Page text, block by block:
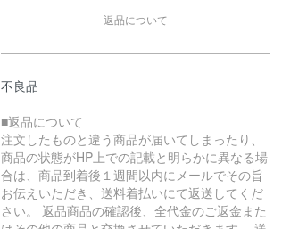
返品について
不良品
■返品について
注文したものと違う商品が届いてしまったり、
商品の状態がHP上での記載と明らかに異なる場
合は、商品到着後１週間以内にメールでその旨
お伝えいただき、送料着払いにて返送してくだ
さい。 返品商品の確認後、全代金のご返金また